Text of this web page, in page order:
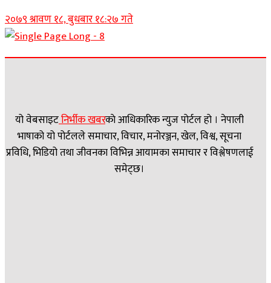
२०७९ श्रावण १८, बुधबार १८:२७ गते
यो वेबसाइटनिर्भीक खबरकाे आधिकारिक न्युज पोर्टल हो । नेपाली
भाषाको यो पोर्टलले समाचार, विचार, मनोरञ्जन, खेल, विश्व, सूचना
प्रविधि, भिडियो तथा जीवनका विभिन्न आयामका समाचार र विश्लेषणलाई
समेट्छ।